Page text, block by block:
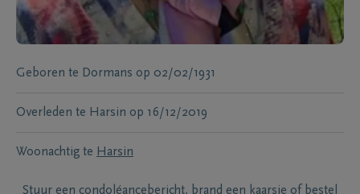
Geboren te Dormans op 02/02/1931
Overleden te Harsin op 16/12/2019
Woonachtig te Harsin
Stuur een condoléancebericht, brand een kaarsje of bestel